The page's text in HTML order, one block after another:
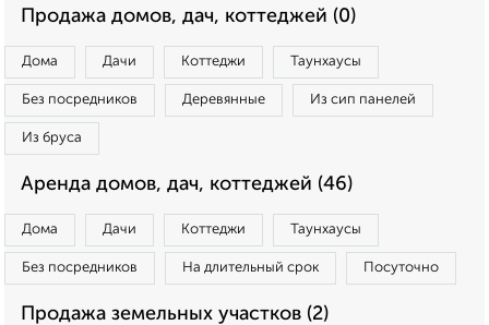
Продажа домов, дач, коттеджей (0)
Дома Дачи Коттеджи Таунхаусы
Без посредников Деревянные Из сип панелей
Из бруса
Аренда домов, дач, коттеджей (46)
Дома Дачи Коттеджи Таунхаусы
Без посредников На длительный срок Посуточно
Продажа земельных участков (2)